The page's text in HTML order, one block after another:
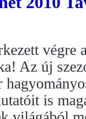
végre
Az új
is